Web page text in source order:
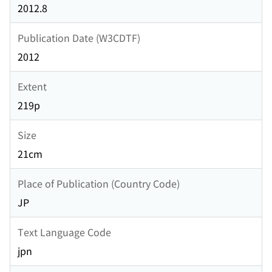
2012.8
Publication Date (W3CDTF)
2012
Extent
219p
Size
21cm
Place of Publication (Country Code)
JP
Text Language Code
jpn